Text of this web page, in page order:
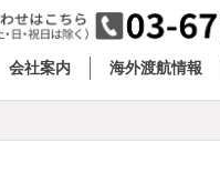
会社案内 海外渡航情報